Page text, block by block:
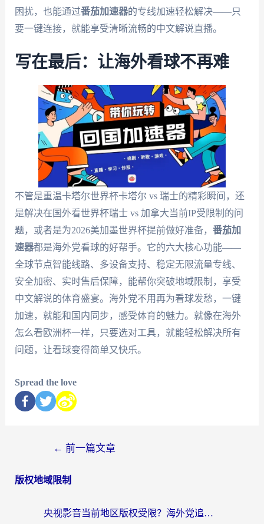
困扰，也能通过番茄加速器的专线加速轻松解决——只
要一键连接，就能享受清晰流畅的中文解说直播。
写在最后：让海外看球不再难
不管是重温卡塔尔世界杯卡塔尔 vs 瑞士的精彩瞬间，还
是解决在国外看世界杯瑞士 vs 加拿大当前IP受限制的问
题，或者是为2026美加墨世界杯提前做好准备， 番茄加
速器都是海外党看球的好帮手。它的六大核心功能——
全球节点智能线路、多设备支持、稳定无限流量专线、
安全加密、实时售后保障，能帮你突破地域限制，享受
中文解说的体育盛宴。海外党不用再为看球发愁，一键
加速，就能和国内同步，感受体育的魅力。就像在海外
怎么看欧洲杯一样，只要选对工具，就能轻松解决所有
问题，让看球变得简单又快乐。
Spread the love
← 前一篇文章
版权地域限制
央视影音当前地区版权受限？海外党追剧看片的终极解决方案来了